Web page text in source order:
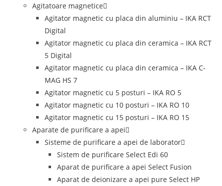
Agitatoare magnetice
Agitator magnetic cu placa din aluminiu – IKA RCT
Digital
Agitator magnetic cu placa din ceramica – IKA RCT
5 Digital
Agitator magnetic cu placa din ceramica – IKA C-
MAG HS 7
Agitator magnetic cu 5 posturi – IKA RO 5
Agitator magnetic cu 10 posturi – IKA RO 10
Agitator magnetic cu 15 posturi – IKA RO 15
Aparate de purificare a apei
Sisteme de purificare a apei de laborator
Sistem de purificare Select Edi 60
Aparat de purificare a apei Select Fusion
Aparat de deionizare a apei pure Select HP